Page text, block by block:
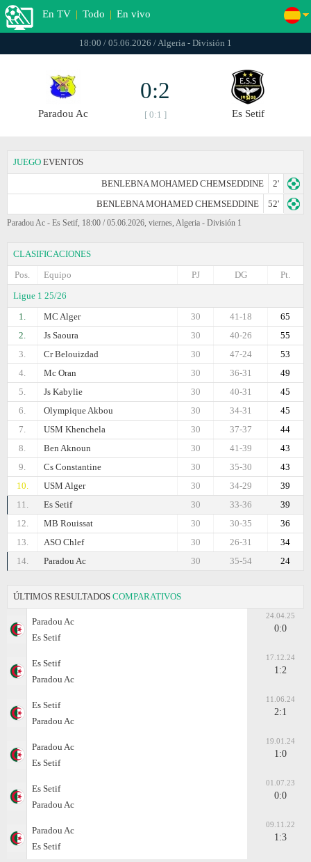
En TV | Todo | En vivo
18:00 / 05.06.2026 / Algeria - División 1
Paradou Ac
0:2
[ 0:1 ] Es Setif
JUEGO EVENTOS
BENLEBNA MOHAMED CHEMSEDDINE
2'
BENLEBNA MOHAMED CHEMSEDDINE
52'
Paradou Ac - Es Setif, 18:00 / 05.06.2026, viernes, Algeria - División 1
CLASIFICACIONES
Pos.
Equipo Pt.
DG
PJ
Ligue 1 25/26
1.
MC Alger 65
41-18
30
2.
Js Saoura 55
40-26
30
3.
Cr Belouizdad 53
47-24
30
4.
Mc Oran 49
36-31
30
5.
Js Kabylie 45
40-31
30
6.
Olympique Akbou 45
34-31
30
7.
USM Khenchela 44
37-37
30
8.
Ben Aknoun 43
41-39
30
9.
Cs Constantine 43
35-30
30
10.
USM Alger 39
34-29
30
11.
Es Setif 39
33-36
30
12.
MB Rouissat 36
30-35
30
13.
ASO Chlef 34
26-31
30
14.
Paradou Ac 24
35-54
30
ÚLTIMOS RESULTADOS COMPARATIVOS
Paradou Ac
Es Setif
24.04.25
0:0
Es Setif
Paradou Ac
17.12.24
1:2
Es Setif
Paradou Ac
11.06.24
2:1
Paradou Ac
Es Setif
19.01.24
1:0
Es Setif
Paradou Ac
01.07.23
0:0
Paradou Ac
Es Setif
09.11.22
1:3